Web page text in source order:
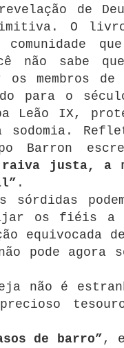
de
O
comunidade
não sabe
os membros
para o
Leão IX,
Barron
raiva justa, a
.
os fiéis a
equivocada
pode agora
não é
de barro” ,